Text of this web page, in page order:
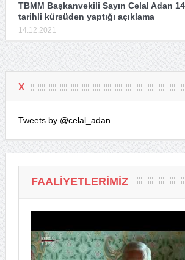
TBMM Başkanvekili Sayın Celal Adan
tarihli kürsüden yaptığı açıklama
14.12.2021
X
Tweets by @celal_adan
FAALIYETLERIMIZ